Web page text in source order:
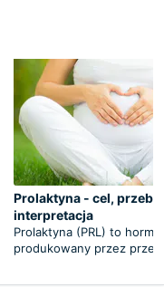
Prolaktyna - cel,
interpretacja
Prolaktyna (PRL) to
produkowany przez przed